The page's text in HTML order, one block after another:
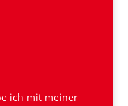
ich mit meiner